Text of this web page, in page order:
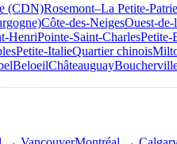
(CDN)Rosemont–La Petite-Patrie
Côte-des-NeigesOuest-
HenriPointe-Saint-CharlesPetite-
Petite-ItalieQuartier chinois
BeloeilChâteauguay